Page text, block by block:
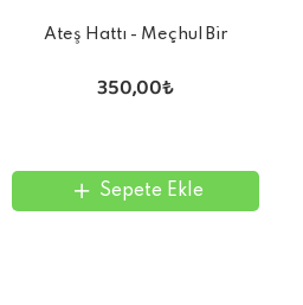
Ateş Hattı - Meçhul Bir
350,00₺
Sepete Ekle